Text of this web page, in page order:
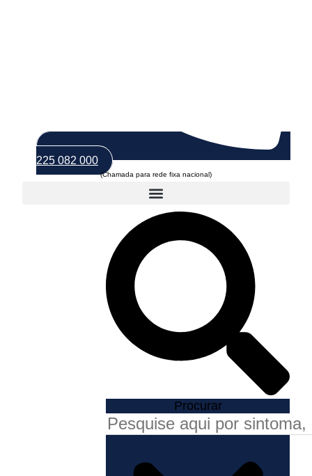
225 082 000
Procurar